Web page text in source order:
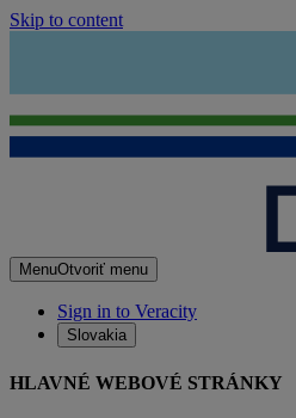
Skip to content
MenuOtvoriť menu
Sign in to Veracity
Slovakia
HLAVNÉ WEBOVÉ STRÁNKY